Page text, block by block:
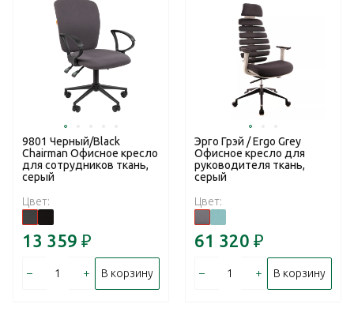
9801 Черный/Black
Chairman Офисное кресло
для сотрудников ткань,
серый
Цвет:
13 359 ₽
– + В корзину
Эрго Грэй / Ergo Grey
Офисное кресло для
руководителя ткань,
серый
Цвет:
61 320 ₽
– + В корзину